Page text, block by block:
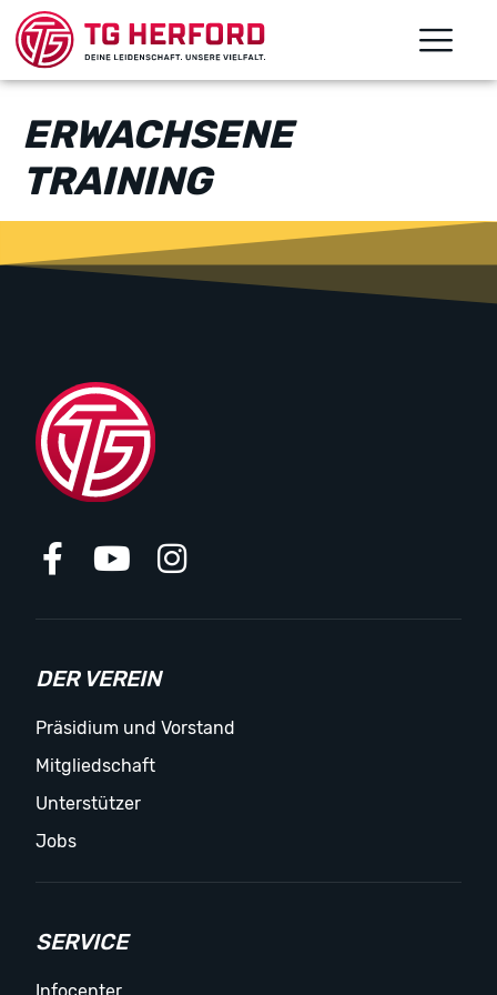
ERWACHSENE
TRAINING
DER VEREIN
Präsidium und Vorstand
Mitgliedschaft
Unterstützer
Jobs
SERVICE